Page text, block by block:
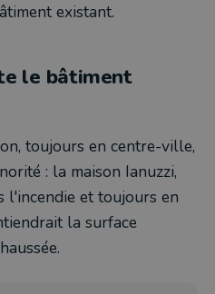
existant.
le bâtiment
toujours en centre-ville,
: la maison Ianuzzi,
l'incendie et toujours en
la surface